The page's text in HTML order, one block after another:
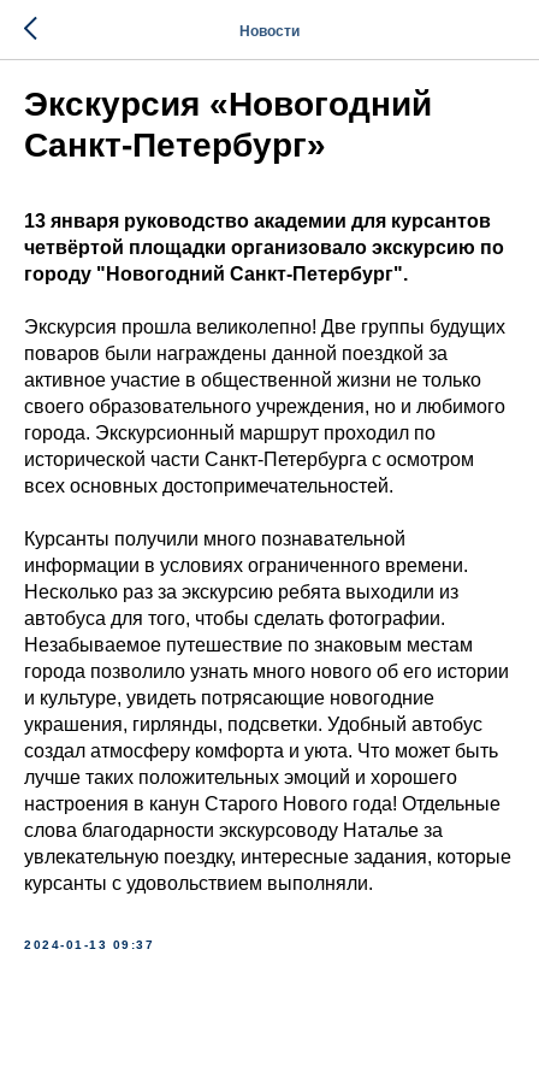
Новости
Экскурсия «Новогодний
Санкт-Петербург»
13 января руководство академии для курсантов
четвёртой площадки организовало экскурсию по
городу "Новогодний Санкт-Петербург".
Экскурсия прошла великолепно! Две группы будущих
поваров были награждены данной поездкой за
активное участие в общественной жизни не только
своего образовательного учреждения, но и любимого
города. Экскурсионный маршрут проходил по
исторической части Санкт-Петербурга с осмотром
всех основных достопримечательностей.
Курсанты получили много познавательной
информации в условиях ограниченного времени.
Несколько раз за экскурсию ребята выходили из
автобуса для того, чтобы сделать фотографии.
Незабываемое путешествие по знаковым местам
города позволило узнать много нового об его истории
и культуре, увидеть потрясающие новогодние
украшения, гирлянды, подсветки. Удобный автобус
создал атмосферу комфорта и уюта. Что может быть
лучше таких положительных эмоций и хорошего
настроения в канун Старого Нового года! Отдельные
слова благодарности экскурсоводу Наталье за
увлекательную поездку, интересные задания, которые
курсанты с удовольствием выполняли.
2024-01-13 09:37